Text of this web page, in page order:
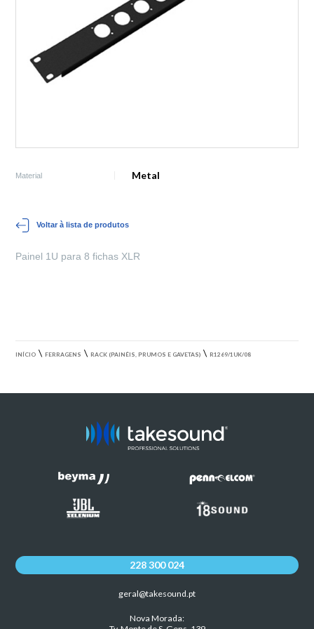
Material Metal
Voltar à lista de produtos
Painel 1U para 8 fichas XLR
INÍCIO \ FERRAGENS \ RACK (PAINÉIS, PRUMOS E GAVETAS) \ R1269/1UK/08
228 300 024
geral@takesound.pt
Nova Morada: